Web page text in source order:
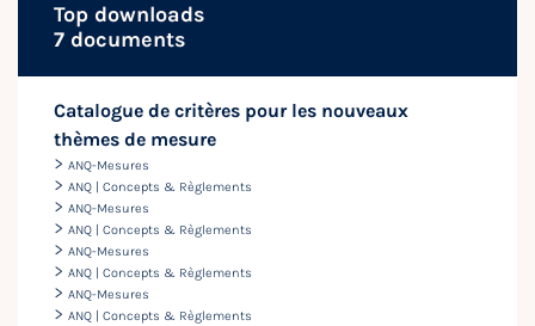
Top downloads
7 documents
Catalogue de critères pour les nouveaux
thèmes de mesure
> ANQ-Mesures
> ANQ | Concepts & Règlements
> ANQ-Mesures
> ANQ | Concepts & Règlements
> ANQ-Mesures
> ANQ | Concepts & Règlements
> ANQ-Mesures
> ANQ | Concepts & Règlements